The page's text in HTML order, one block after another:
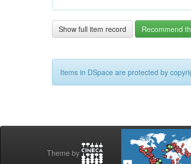
Show full item record Recommend
Items in DSpace are protected by
Theme by